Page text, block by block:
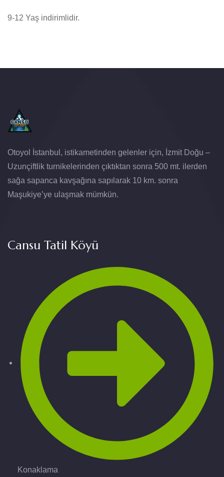
9-12 Yaş indirimlidir.
Otoyol İstanbul, istikametinden gelenler için, İzmit Doğu –
Uzunçiftlik turnikelerinden çıktıktan sonra 500 mt. ilerden
sağa sapanca kavşağına sapılarak 10 km. sonra
Maşukiye’ye ulaşmak mümkün.
Cansu Tatil Köyü
Konaklama